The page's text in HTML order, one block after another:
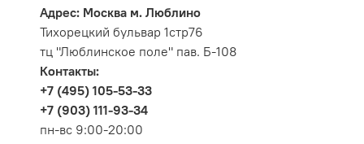
Адрес: Москва м. Люблино
Тихорецкий бульвар 1стр76
тц "Люблинское поле" пав. Б-108
Контакты:
+7 (495) 105-53-33
+7 (903) 111-93-34
пн-вс 9:00-20:00